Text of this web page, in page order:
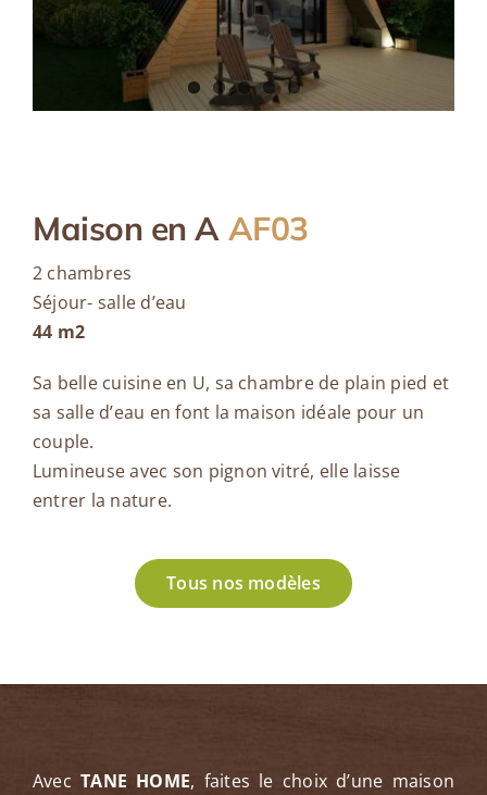
Contact
Maison en A AF03
2 chambres
Séjour- salle d’eau
44 m2
Sa belle cuisine en U, sa chambre de plain pied et
sa salle d’eau en font la maison idéale pour un
couple.
Lumineuse avec son pignon vitré, elle laisse
entrer la nature.
Tous nos modèles
AvecTANE HOME, faites le choix d’une maison